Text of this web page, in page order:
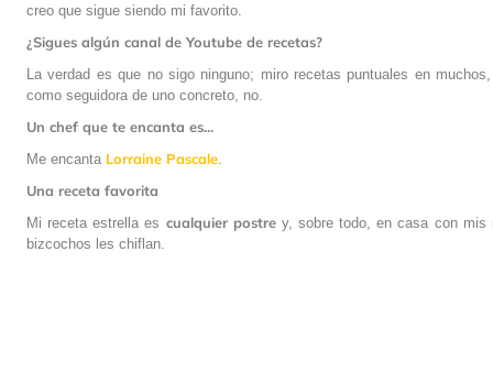
creo que sigue siendo mi favorito.
¿Sigues algún canal de Youtube de recetas?
La verdad es que no sigo ninguno; miro recetas puntuales en
como seguidora de uno concreto, no.
Un chef que te encanta es...
Me encanta Lorraine Pascale
Una receta favorita
Mi receta estrella es cualquier postrey, sobre todo, en casa con mis
bizcochos les chiflan.